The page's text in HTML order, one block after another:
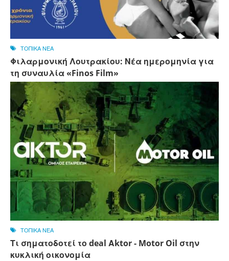
ΤΟΠΙΚΑ ΝΕΑ
Φιλαρμονική Λουτρακίου: Νέα ημερομηνία για
τη συναυλία «Finos Film»
ΤΟΠΙΚΑ ΝΕΑ
Τι σηματοδοτεί το deal Αktor - Motor Oil στην
κυκλική οικονομία